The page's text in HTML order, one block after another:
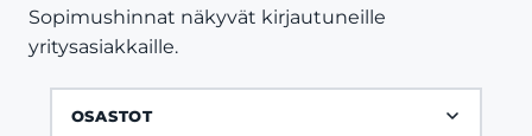
Sopimushinnat näkyvät kirjautuneille
yritysasiakkaille.
OSASTOT